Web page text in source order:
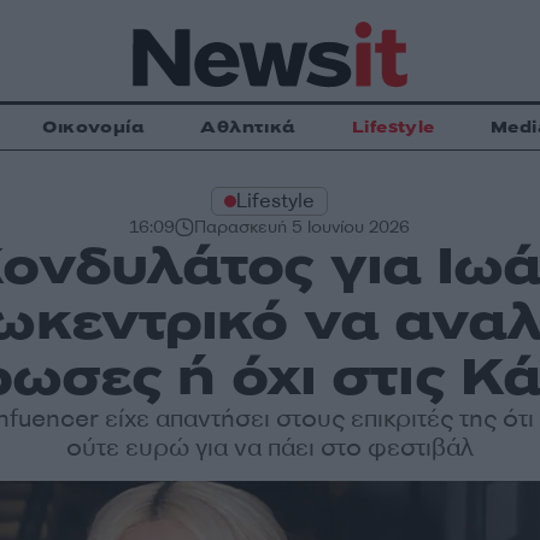
Οικονομία Αθλητικά Lifestyle
Lifestyle
16:09 Παρασκευή 5 Ιουνίου 2026
για
να
ή όχι στις
είχε απαντήσει στους επικριτές της
ούτε ευρώ για να πάει στο φεστιβάλ